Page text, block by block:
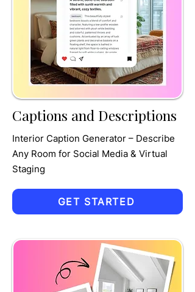
TRU
MPET
Captions and Descriptions
Interior Caption Generator – Describe
Any Room for Social Media & Virtual
Staging
GET STARTED